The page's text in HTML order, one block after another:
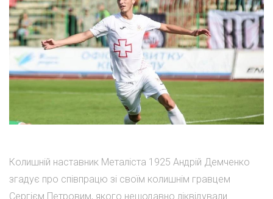
Колишній наставник Металіста 1925 Андрій Демченко
згадує про співпрацю зі своїм колишнім гравцем
Сергієм Петровим, якого нещодавно ліквідували